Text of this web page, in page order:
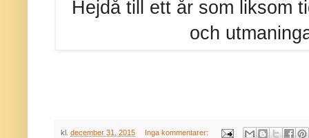
Hejdå till ett år som liksom
och
kl. december 31, 2015 Inga kommentarer: